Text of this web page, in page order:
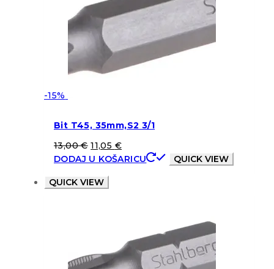
-15%
Bit T45, 35mm,S2 3/1
13,00€ 11,05 €
DODAJ U KOŠARICU
QUICK VIEW
QUICK VIEW